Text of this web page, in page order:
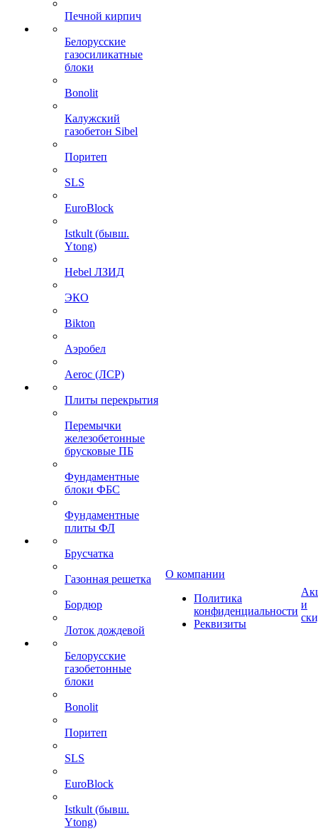
Печной кирпич
Белорусские
газосиликатные
блоки
Bonolit
Калужский
газобетон Sibel
Поритеп
SLS
EuroBlock
Istkult (бывш.
Ytong)
Hebel ЛЗИД
ЭКО
Bikton
Аэробел
Aeroc (ЛСР)
Плиты перекрытия
Перемычки
железобетонные
брусковые ПБ
Фундаментные
блоки ФБС
Фундаментные
плиты ФЛ
Брусчатка
Газонная решетка
Бордюр
Лоток дождевой
Белорусские
газобетонные
блоки
Bonolit
Поритеп
SLS
EuroBlock
Istkult (бывш.
Ytong)
О компании
Политика
конфиденциальности
Реквизиты
и